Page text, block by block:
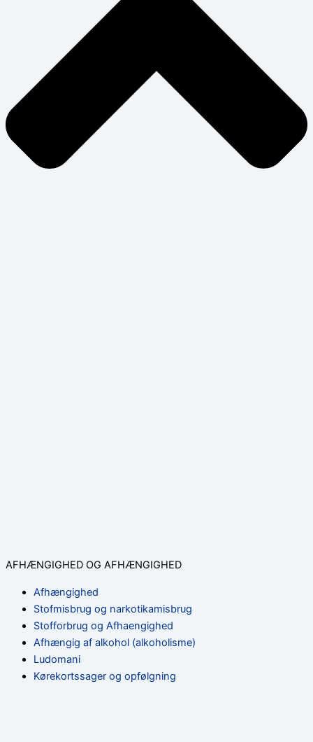
AFHÆNGIGHED OG AFHÆNGIGHED
Afhængighed
Stofmisbrug og narkotikamisbrug
Stofforbrug og Afhaengighed
Afhængig af alkohol (alkoholisme)
Ludomani
Kørekortssager og opfølgning